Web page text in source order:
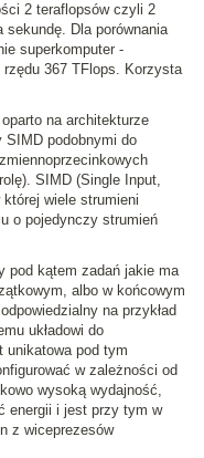
2 teraflopsów czyli 2
sekundę. Dla porównania
superkomputer -
367 TFlops. Korzysta
na architekturze
SIMD podobnymi do
SIMD (Single Input,
wiele strumieni
o pojedynczy strumień
pod kątem zadań jakie ma
albo w końcowym
na przykład
układowi do
unikatowa pod tym
w zależności od
wysoką wydajność,
energii i jest przy tym w
z wiceprezesów